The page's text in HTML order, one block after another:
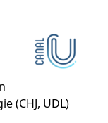
(CHJ, UDL)